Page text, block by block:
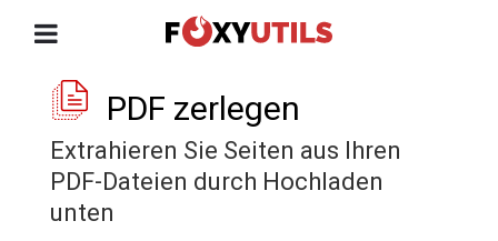
PDF zerlegen
Extrahieren Sie Seiten aus Ihren
PDF-Dateien durch Hochladen
unten